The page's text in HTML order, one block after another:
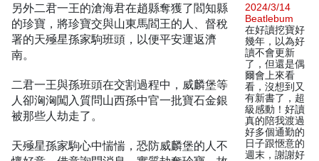
另外二君一王的滄海君在趙縣奪獲了閻知縣
的珍寶，將珍寶交與山東馬閻王的人、督稅
署的天殛星孫家駒班頭，以便平安運返濟
南。
二君一王與孫班頭在交割過程中，威麟堡等
人卻洶洶闖入質問山西孫中官一批寶石金銀
被那些人劫走了。
天殛星孫家駒心中惴惴，恐防威麟堡的人不
2024/3/14
Beatlebum
在好讀挖寶好
幾年，以為好
讀不會更新
了，但還是偶
爾會上來看
看，沒想到又
有新書了，超
級感動！好讀
真的陪我渡過
好多個通勤的
日子跟愜意的
週末，謝謝好